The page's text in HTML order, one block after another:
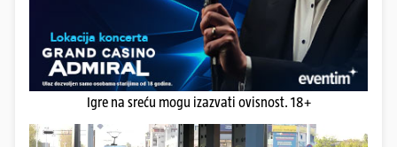
Igre na sreću mogu izazvati ovisnost. 18+